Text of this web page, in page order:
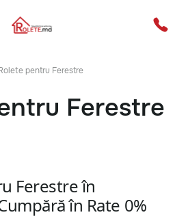
pentru Ferestre
Ferestre
Ferestre în
în Rate 0%